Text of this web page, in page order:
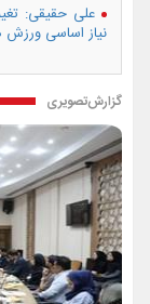
علی حقیقی:
نیاز اساسی ورزش
گزارش‌تصویری